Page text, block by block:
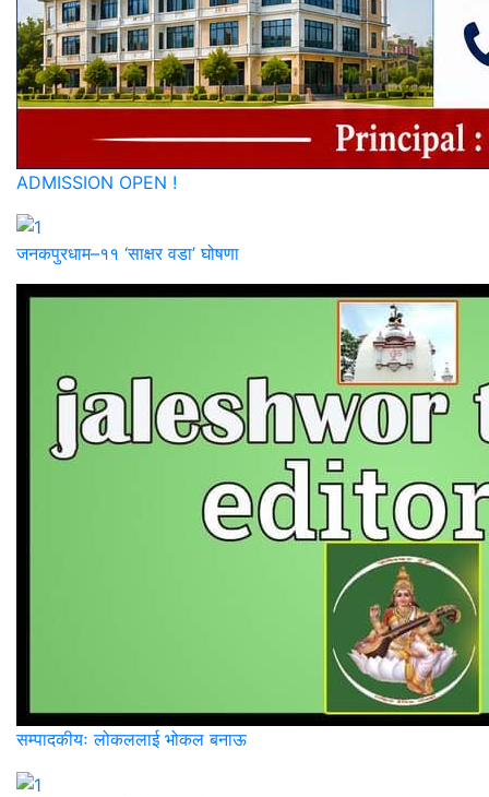
ADMISSION OPEN !
जनकपुरधाम–११ ‘साक्षर वडा’ घोषणा
सम्पादकीयः लोकललाई भोकल बनाऊ